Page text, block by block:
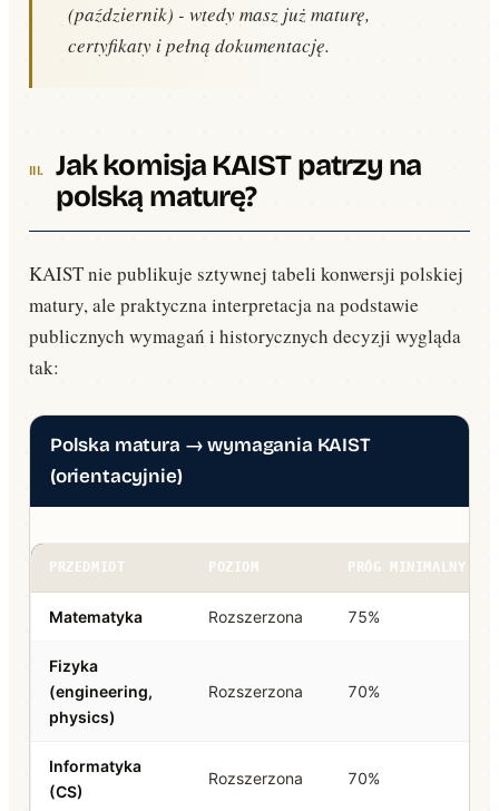
(październik) - wtedy masz już maturę,
certyfikaty i pełną dokumentację.
Jak komisja KAIST patrzy na
polską maturę?
KAIST nie publikuje sztywnej tabeli konwersji polskiej
matury, ale praktyczna interpretacja na podstawie
publicznych wymagań i historycznych decyzji wygląda
tak:
Polska matura → wymagania KAIST
(orientacyjnie)
PRZEDMIOT POZIOM PRÓG MINIMALNY
Matematyka Rozszerzona 75%
Fizyka
(engineering,
physics)
Rozszerzona 70%
Informatyka
(CS)
Rozszerzona 70%